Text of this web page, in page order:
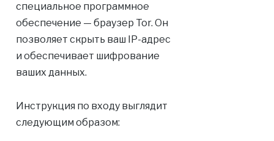
специальное программное
обеспечение — браузер Tor. Он
позволяет скрыть ваш IP-адрес
и обеспечивает шифрование
ваших данных.
Инструкция по входу выглядит
следующим образом: